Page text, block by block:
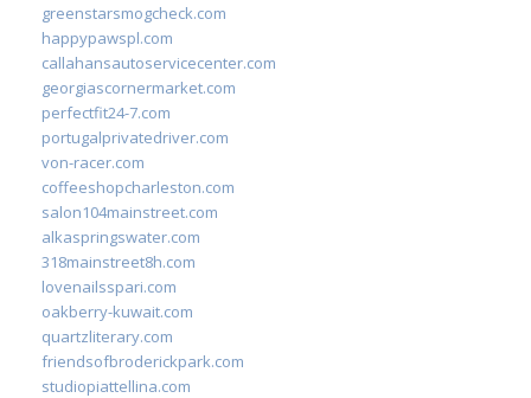
greenstarsmogcheck.com
happypawspl.com
callahansautoservicecenter.com
georgiascornermarket.com
perfectfit24-7.com
portugalprivatedriver.com
von-racer.com
coffeeshopcharleston.com
salon104mainstreet.com
alkaspringswater.com
318mainstreet8h.com
lovenailsspari.com
oakberry-kuwait.com
quartzliterary.com
friendsofbroderickpark.com
studiopiattellina.com